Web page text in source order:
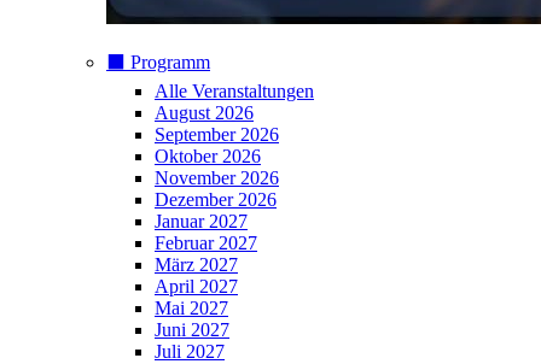
⬛️ Programm
Alle Veranstaltungen
August 2026
September 2026
Oktober 2026
November 2026
Dezember 2026
Januar 2027
Februar 2027
März 2027
April 2027
Mai 2027
Juni 2027
Juli 2027